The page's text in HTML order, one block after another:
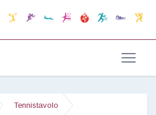
Tennistavolo